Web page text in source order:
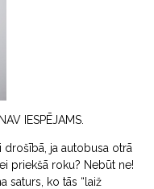
IESPĒJAMS.
drošībā, ja autobusa otrā
priekšā roku? Nebūt ne!
saturs, ko tās “laiž